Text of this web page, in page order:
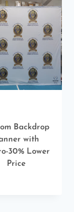
Backdrop
with
30% Lower
Price